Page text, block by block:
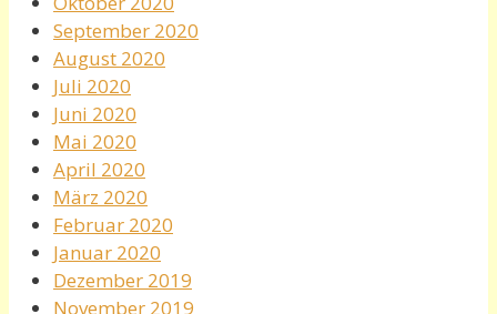
September 2020
August 2020
Juli 2020
Juni 2020
Mai 2020
April 2020
März 2020
Februar 2020
Januar 2020
Dezember 2019
November 2019